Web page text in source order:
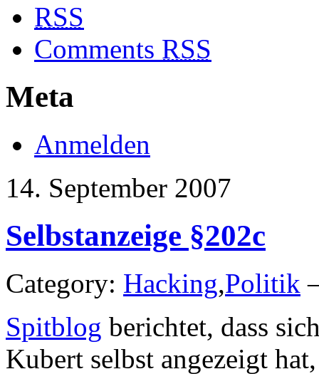
RSS
Comments RSS
Meta
Anmelden
14. September 2007
Selbstanzeige §202c
Category: Hacking,Politik
Spitblog berichtet, dass
Kubert selbst angezeigt